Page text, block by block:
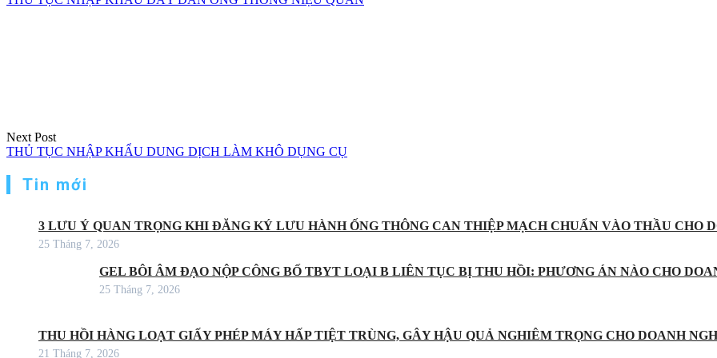
Next Post
THỦ TỤC NHẬP KHẨU DUNG DỊCH LÀM KHÔ DỤNG CỤ
Tin mới
3 LƯU Ý QUAN TRỌNG KHI ĐĂNG KÝ LƯU HÀNH ỐNG THÔNG CAN THIỆP MẠCH CHUẨN VÀO THẦU CHO
25 Tháng 7, 2026
GEL BÔI ÂM ĐẠO NỘP CÔNG BỐ TBYT LOẠI B LIÊN TỤC BỊ THU HỒI: PHƯƠNG ÁN NÀO CHO
25 Tháng 7, 2026
THU HỒI HÀNG LOẠT GIẤY PHÉP MÁY HẤP TIỆT TRÙNG, GÂY HẬU QUẢ NGHIÊM TRỌNG CHO DOANH
21 Tháng 7, 2026